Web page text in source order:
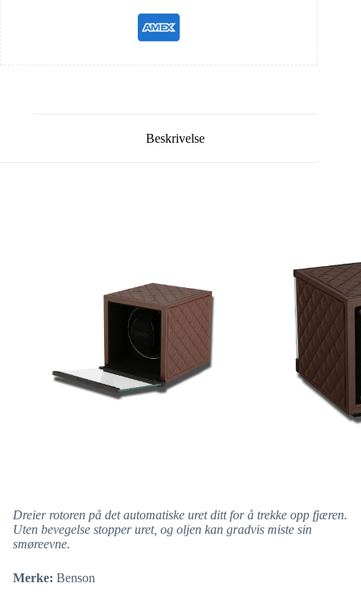
Beskrivelse
Dreier rotoren på det automatiske uret ditt for å trekke opp fjæren.
Uten bevegelse stopper uret, og oljen kan gradvis miste sin
smøreevne.
Merke: Benson